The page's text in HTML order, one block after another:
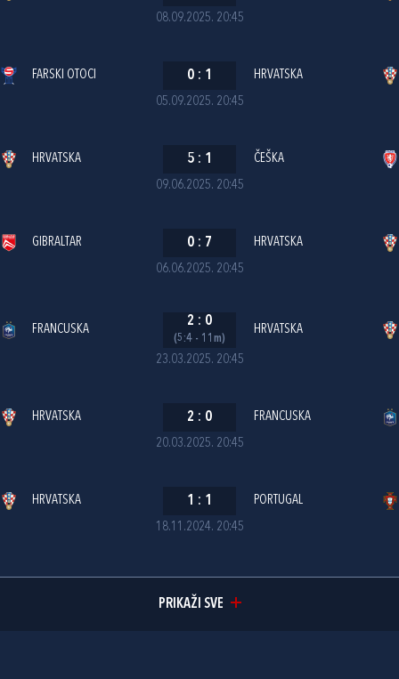
08.09.2025. 20:45
05.09.2025. 20:45
FARSKI OTOCI 0 : 1 HRVATSKA
09.06.2025. 20:45
HRVATSKA 5 : 1 ČEŠKA
06.06.2025. 20:45
GIBRALTAR 0 : 7 HRVATSKA
23.03.2025. 20:45
FRANCUSKA
2 : 0
(5:4 - 11m)
HRVATSKA
20.03.2025. 20:45
HRVATSKA 2 : 0 FRANCUSKA
18.11.2024. 20:45
HRVATSKA 1 : 1 PORTUGAL
PRIKAŽI SVE